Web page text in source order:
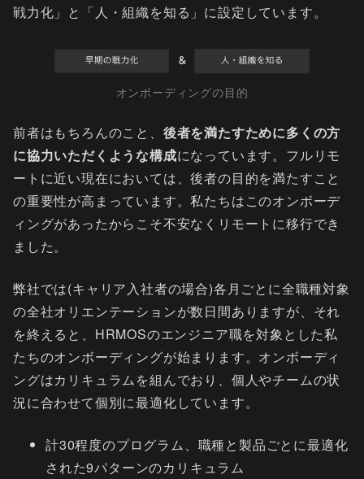
戦力化」と「人・組織を知る」に設定しています。
オンボーディングの目的
前者はもちろんのこと、 後者を満たすために多くの方
に協力いただくような構成になっています。フルリモ
ートに近い現在においては、後者の目的を満たすこと
の重要性が高まっています。私たちはこのオンボーデ
ィングがあったからこそ不安なくリモートに移行でき
ました。
弊社では(キャリア入社者の場合)各月ごとに全職種対象
の全社オリエンテーションが数日間ありますが、それ
を終えると、HRMOSのエンジニア職を対象とした私
たちのオンボーディングが始まります。オンボーディ
ングはカリキュラムを組んでおり、個人やチームの状
況に合わせて個別に最適化しています。
計30程度のプログラム、職種と製品ごとに最適化
された9パターンのカリキュラム